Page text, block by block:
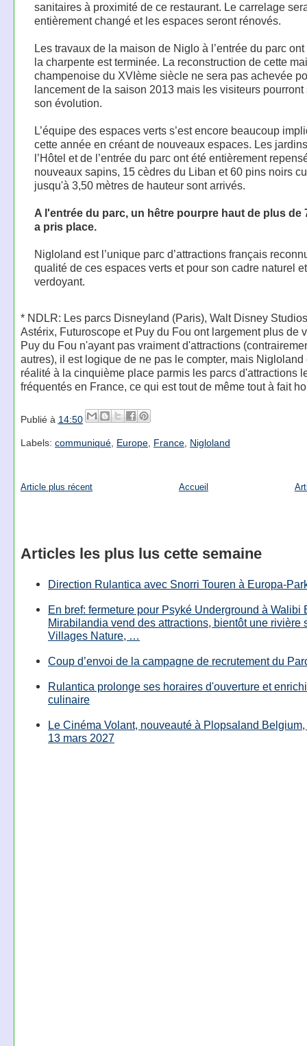
sanitaires à proximité de ce restaurant. Le carrelage
entièrement changé et les espaces seront rénovés.
Les travaux de la maison de Niglo à l’entrée du parc
la charpente est terminée. La reconstruction de cette
champenoise du XVIème siècle ne sera pas achevée
lancement de la saison 2013 mais les visiteurs pourront
son évolution.
L’équipe des espaces verts s’est encore beaucoup
cette année en créant de nouveaux espaces. Les
l’Hôtel et de l’entrée du parc ont été entièrement
nouveaux sapins, 15 cèdres du Liban et 60 pins noirs
jusqu'à 3,50 mètres de hauteur sont arrivés.
A l'entrée du parc, un hêtre pourpre haut de plus de
a pris place.
Nigloland est l’unique parc d’attractions français
qualité de ces espaces verts et pour son cadre naturel et
verdoyant.
* NDLR: Les parcs Disneyland (Paris), Walt Disney
Astérix, Futuroscope et Puy du Fou ont largement plus de
Puy du Fou n'ayant pas vraiment d'attractions
autres), il est logique de ne pas le compter, mais Nigloland
réalité à la cinquième place parmis les parcs d'attractions
fréquentés en France, ce qui est tout de même tout à fait
Publié à 14:50
Labels: communiqué, Europe, France, Nigloland
Article plus récent Accueil
Articles les plus lus cette semaine
Direction Rulantica avec Snorri Touren à Europa-
En bref: fermeture pour Psyké Underground à Walibi
Mirabilandia vend des attractions, bientôt une rivière
Villages Nature, …
Coup d’envoi de la campagne de recrutement du
Rulantica prolonge ses horaires d'ouverture et
culinaire
Le Cinéma Volant, nouveauté à Plopsaland
13 mars 2027